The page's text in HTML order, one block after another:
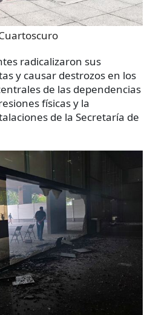
radicalizaron sus
y causar destrozos en los
de las dependencias
físicas y la
de la Secretaría de